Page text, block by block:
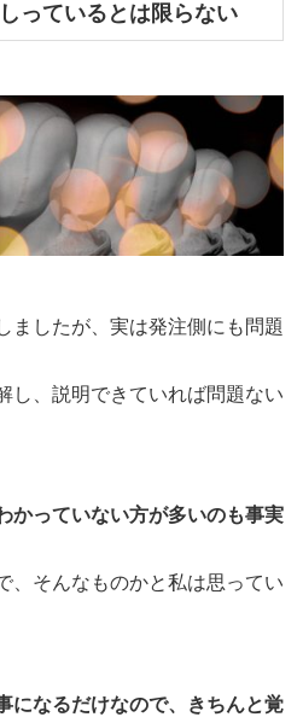
っているとは限らない
ましたが、実は発注側にも問題
し、説明できていれば問題ない
かっていない方が多いのも事実
、そんなものかと私は思ってい
になるだけなので、きちんと覚